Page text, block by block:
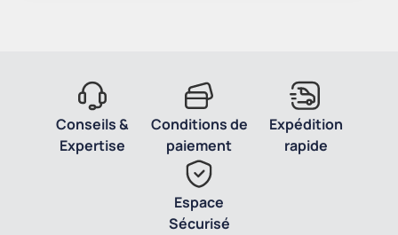
Conseils &
Expertise
Conditions de
paiement
Expédition
rapide
Espace
Sécurisé